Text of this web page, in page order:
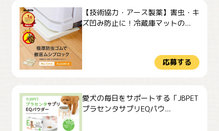
【技術協力・アース製薬】害虫・キ
ズ凹み防止に！冷蔵庫マットの...
応募する
愛犬の毎日をサポートする「JBPET
プラセンタサプリEQパウ...